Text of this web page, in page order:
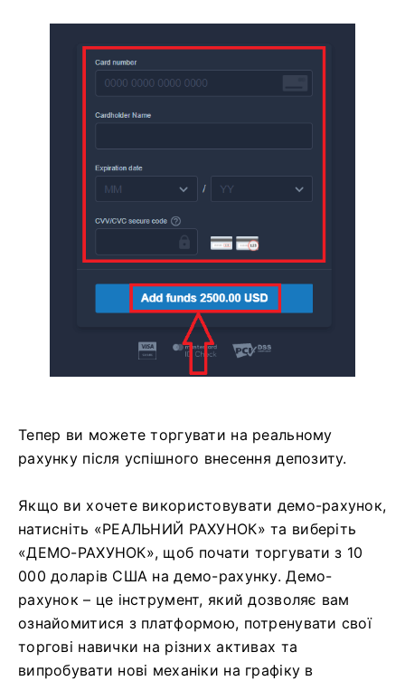
Тепер ви можете торгувати на реальному
рахунку після успішного внесення депозиту.
Якщо ви хочете використовувати демо-рахунок,
натисніть «РЕАЛЬНИЙ РАХУНОК» та виберіть
«ДЕМО-РАХУНОК», щоб почати торгувати з 10
000 доларів США на демо-рахунку. Демо-
рахунок – це інструмент, який дозволяє вам
ознайомитися з платформою, потренувати свої
торгові навички на різних активах та
випробувати нові механіки на графіку в